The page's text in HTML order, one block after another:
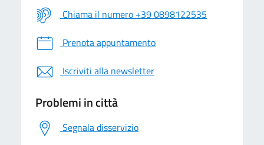
Chiama il numero +39 0898122535
Prenota appuntamento
Iscriviti alla newsletter
Problemi in città
Segnala disservizio